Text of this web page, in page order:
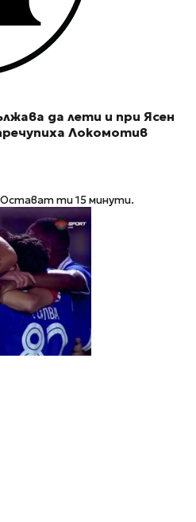
да лети и при Ясен
Локомотив
Остават ти 15 минути.